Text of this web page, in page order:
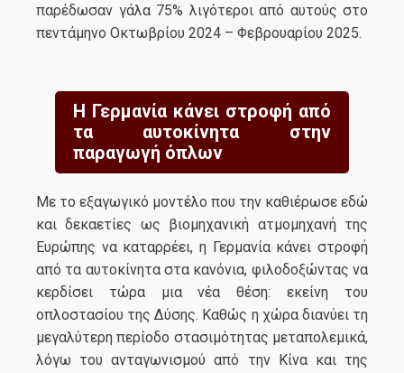
παρέδωσαν γάλα 75% λιγότεροι από αυτούς στο
πεντάμηνο Οκτωβρίου 2024 – Φεβρουαρίου 2025.
Η Γερμανία κάνει στροφή από
τα αυτοκίνητα στην
παραγωγή όπλων
Με το εξαγωγικό μοντέλο που την καθιέρωσε εδώ
και δεκαετίες ως βιομηχανική ατμομηχανή της
Ευρώπης να καταρρέει, η Γερμανία κάνει στροφή
από τα αυτοκίνητα στα κανόνια, φιλοδοξώντας να
κερδίσει τώρα μια νέα θέση: εκείνη του
οπλοστασίου της Δύσης. Καθώς η χώρα διανύει τη
μεγαλύτερη περίοδο στασιμότητας μεταπολεμικά,
λόγω του ανταγωνισμού από την Κίνα και της